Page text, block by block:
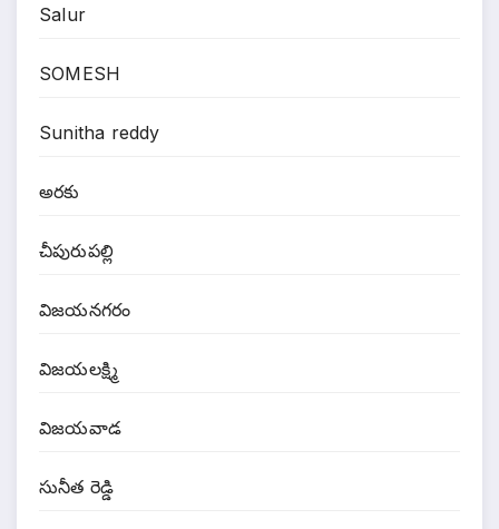
Salur
SOMESH
Sunitha reddy
అరకు
చీపురుపల్లి
విజయనగరం
విజయలక్ష్మి
విజయవాడ
సునీత రెడ్డి